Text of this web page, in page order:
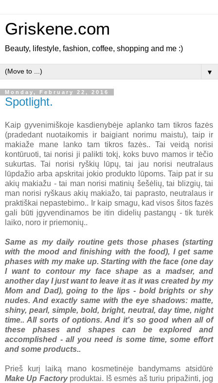
Griskene.com
Beauty, lifestyle, fashion, coffee, shopping and me :)
▼
Monday, February 22, 2016
Spotlight.
Kaip gyvenimiškoje kasdienybėje aplanko tam tikros fazės
(pradedant nuotaikomis ir baigiant norimu maistu), taip ir
makiaže mane lanko tam tikros fazės.. Tai veidą norisi
kontūruoti, tai norisi ji palikti tokį, koks buvo mamos ir tėčio
sukurtas. Tai norisi ryškių lūpų, tai jau norisi neutralaus
lūpdažio arba apskritai jokio produkto lūpoms. Taip pat ir su
akių makiažu - tai man norisi matinių šešėlių, tai blizgių, tai
man norisi ryškaus akių makiažo, tai paprasto, neutralaus ir
praktiškai nepastebimo.. Ir kaip smagu, kad visos šitos fazės
gali būti įgyvendinamos be itin didelių pastangų - tik turėk
laiko, noro ir priemonių..
Same as my daily routine gets those phases (starting
with the mood and finishing with the food), I get same
phases with my make up. Starting with the face (one day
I want to contour my face shape as a madser, and
another day I just want to leave it as it was created by my
Mom and Dad), going to the lips - bold brights or shy
nudes. And exactly same with the eye shadows: matte,
shiny, pearl, simple, bold, bright, neutral, day time, night
time.. All sorts of options. And it's so good when all of
these phases and shapes can be explored and
accomplished - all you need is some time, some effort
and some products..
Prieš kurį laiką mano kosmetinėje bandymams atsidūrė
Make Up Factory produktai. Iš esmės aš turiu pripažinti, jog